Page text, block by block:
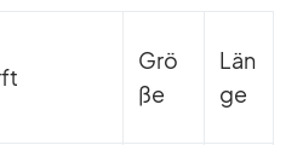
Grö
ße
Län
ge